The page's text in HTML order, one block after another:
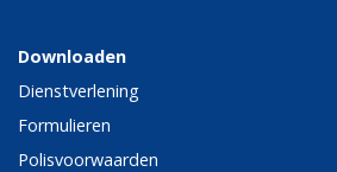
Downloaden
Dienstverlening
Formulieren
Polisvoorwaarden